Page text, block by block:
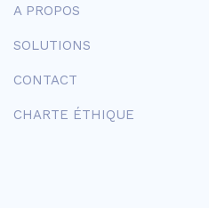
A PROPOS
SOLUTIONS
CONTACT
CHARTE ÉTHIQUE